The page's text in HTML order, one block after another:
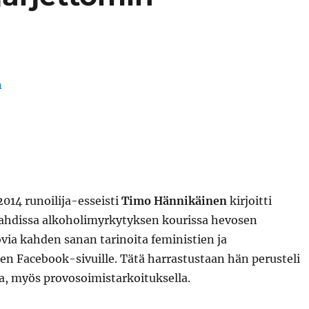
runoilija-esseisti Timo Hännikäinenkirjoitti
alkoholimyrkytyksen kourissa hevosen
kahden sanan tarinoita feministien ja
Facebook-sivuille. Tätä harrastustaan hän perusteli
myös provosoimistarkoituksella.